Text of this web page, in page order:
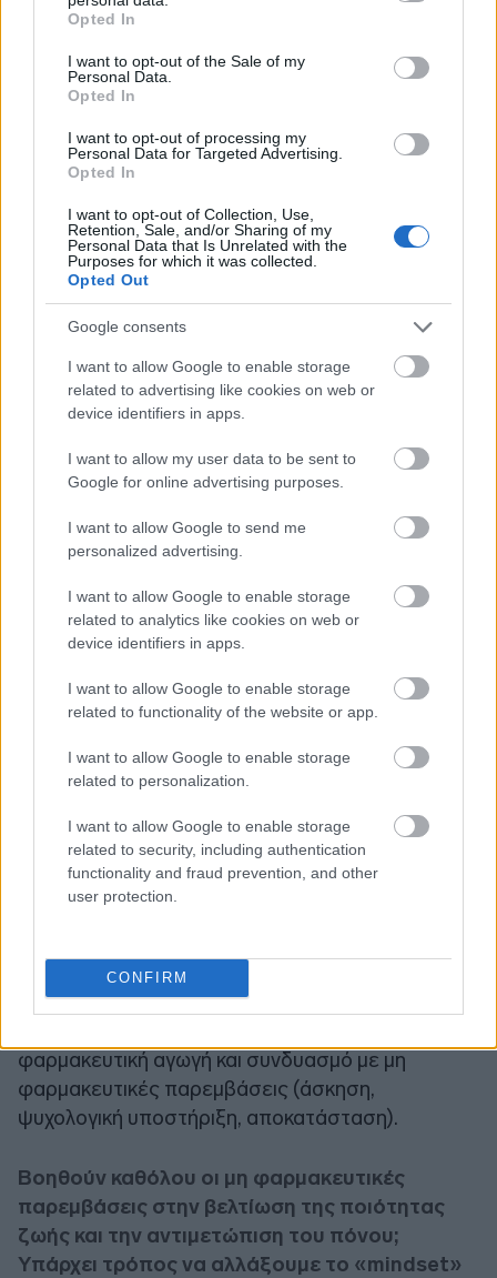
grant or deny consent to Google and its third-party tags to
use your data for below specified purposes in below Google
consent section.
Opted In
I want to opt-out of the Sale of my
Personal Data.
Opted In
I want to opt-out of processing my
Personal Data for Targeted Advertising.
Opted In
I want to opt-out of Collection, Use,
Retention, Sale, and/or Sharing of my
Personal Data that Is Unrelated with the
Purposes for which it was collected.
Opted Out
Google consents
I want to allow Google to enable storage
related to advertising like cookies on web or
device identifiers in apps.
I want to allow my user data to be sent to
Google for online advertising purposes.
I want to allow Google to send me
personalized advertising.
I want to allow Google to enable storage
related to analytics like cookies on web or
device identifiers in apps.
I want to allow Google to enable storage
related to functionality of the website or app.
I want to allow Google to enable storage
related to personalization.
I want to allow Google to enable storage
related to security, including authentication
functionality and fraud prevention, and other
user protection.
CONFIRM
Η μελέτη του UCL αναδεικνύει ένα υπαρκτό
πρόβλημα: πολλοί ασθενείς με χρόνιο πόνο
οπιοειδή, βενζοδιαζεπίνες, γκαμπαπεντινοειδή/
αντιεπιληπτικά) που μπορεί να αυξήσουν
κινδύνους όπως υπνηλία, πτώσεις ή αναπνευστική
συχνά σε πολυφαρμακία λόγω περιορισμένης
αποτελεσματικότητας των θεραπειών. Γι’ αυτό
φαρμακευτική αγωγή και συνδυασμό με μη
φαρμακευτικές παρεμβάσεις (άσκηση,
ψυχολογική υποστήριξη, αποκατάσταση).
Βοηθούν καθόλου οι μη φαρμακευτικές
παρεμβάσεις στην βελτίωση της ποιότητας
ζωής και την αντιμετώπιση του πόνου;
Υπάρχει τρόπος να αλλάξουμε το «mindset»